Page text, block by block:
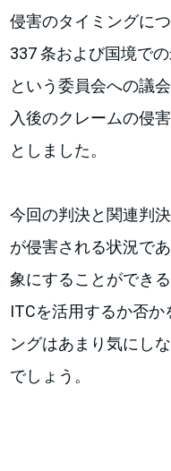
侵害のタイミングに
337 条および国境で
という委員会への議
入後のクレームの侵
としました。
今回の判決と関連判
が侵害される状況で
象にすることができ
ITCを活用するか否か
ングはあまり気にし
でしょう。